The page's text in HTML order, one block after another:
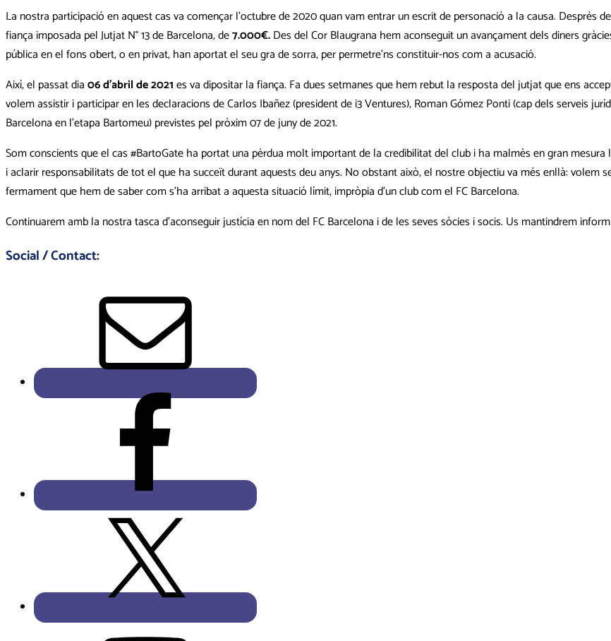
La nostra participació en aquest cas va començar l’octubre de 2020 quan vam entrar un escrit de personació a la causa. Després
fiança imposada pel Jutjat N° 13 de Barcelona, de7.000€.Des del Cor Blaugrana hem aconseguit un avançament dels diners
pública en el fons obert, o en privat, han aportat el seu gra de sorra, per permetre’ns constituir-nos com a acusació.
Així, el passat dia06 d’abril de 2021es va dipositar la fiança. Fa dues setmanes que hem rebut la resposta del jutjat que ens
volem assistir i participar en les declaracions de Carlos Ibañez (president de i3 Ventures), Roman Gómez Ponti (cap dels serveis
Barcelona en l’etapa Bartomeu) previstes pel pròxim 07 de juny de 2021.
Som conscients que el cas #BartoGate ha portat una pèrdua molt important de la credibilitat del club i ha malmès en gran
i aclarir responsabilitats de tot el que ha succeït durant aquests deu anys. No obstant això, el nostre objectiu va més enllà: volem
fermament que hem de saber com s’ha arribat a aquesta situació límit, impròpia d’un club com el FC Barcelona.
Continuarem amb la nostra tasca d’aconseguir justícia en nom del FC Barcelona i de les seves sòcies i socis. Us mantindrem
Social / Contact: